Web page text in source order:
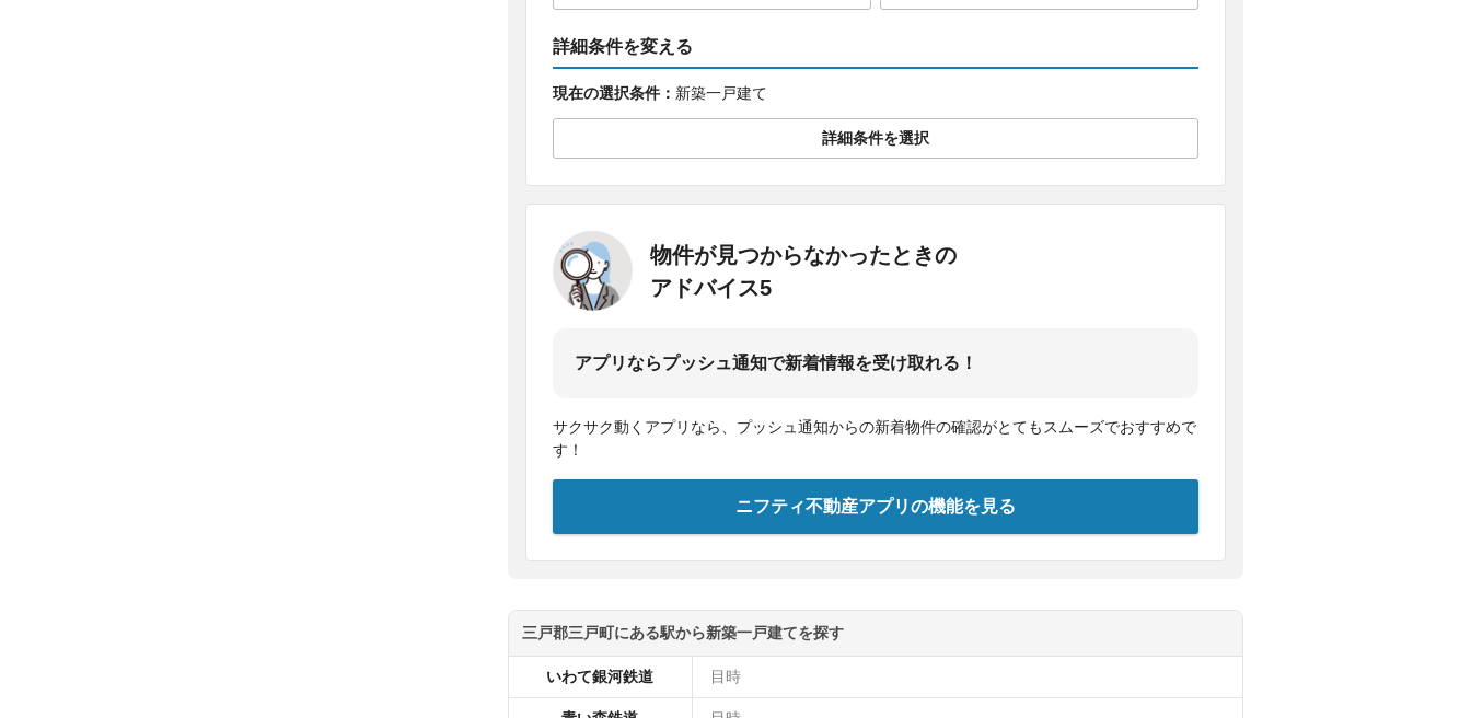
詳細条件を変える
現在の選択条件： 新築一戸建て
詳細条件を選択
物件が見つからなかったときの
アドバイス5
アプリならプッシュ通知で新着情報を受け取れる！
サクサク動くアプリなら、プッシュ通知からの新着物件の確認がとてもスムーズでおすすめで
す！
ニフティ不動産アプリの機能を見る
三戸郡三戸町にある駅から新築一戸建てを探す
いわて銀河鉄道 目時